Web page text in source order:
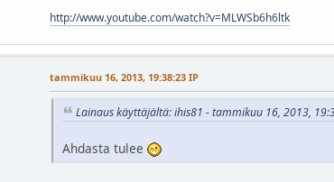
http://www.youtube.com/watch?v=MLWSb6h6ltk
tammikuu 16, 2013, 19:38:23 IP
Lainaus käyttäjältä: ihis81 - tammikuu 16, 2013,
Ahdasta tulee